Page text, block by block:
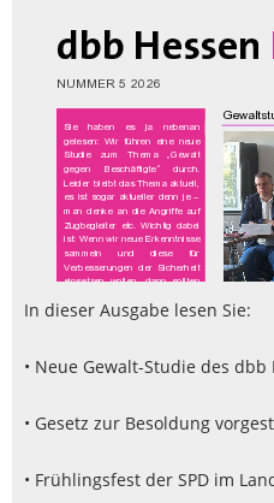
In dieser Ausgabe lesen Sie:
• Neue Gewalt-Studie des
• Gesetz zur Besoldung
• Frühlingsfest der SPD im